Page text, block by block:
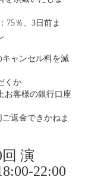
75％、3日前ま
ャンセル料を減
くか
お客様の銀行口座
返金できかねま
演
22:00